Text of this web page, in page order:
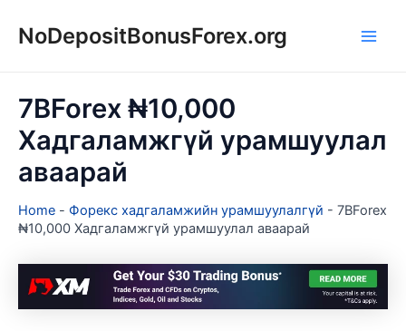
NoDepositBonusForex.org
7BForex ₦10,000
Хадгаламжгүй урамшуулал
аваарай
Home - Форекс хадгаламжийн урамшуулалгүй - 7BForex
₦10,000 Хадгаламжгүй урамшуулал аваарай